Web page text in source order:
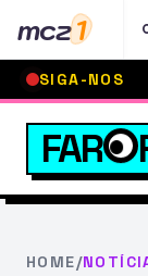
mcz1
SIGA-NOS
FAR
HOME/